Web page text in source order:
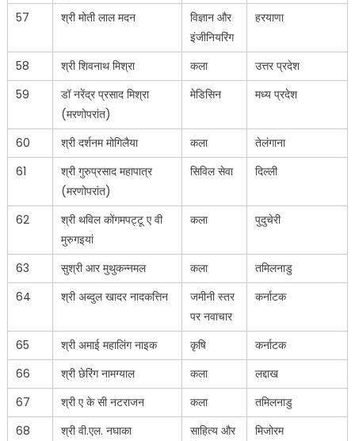
57
श्री मोती लाल मदन
विज्ञान और
इंजीनियरिंग
हरयाणा
58 श्री शिवनाथ मिश्रा कला
उत्तर प्रदेश
59
डॉ नरेंद्र प्रसाद मिश्रा
(मरणोपरांत)
मेडिसिन मध्य प्रदेश
60 श्री दर्शनम मोगिलैया कला
तेलंगाना
61
श्री गुरुप्रसाद महापात्र
(मरणोपरांत)
सिविल सेवा दिल्ली
62
श्री थविल कोंगमपट्टू ए वी
मुरुगइयां
कला पुदुचेरी
63 सुश्री आर मुथुकन्नमल कला
तमिलनाडु
64
श्री अब्दुल खादर नादकत्तिन
जमीनी स्तर
पर नवाचार
कर्नाटक
65 श्री अमाई महालिंग नाइक कृषि
कर्नाटक
66
श्री छेरिंग नामग्याल कला
लद्दाख
67
श्री ए के सी नटराजन कला
तमिलनाडु
68
श्री वी.एल. नघाका
साहित्य और
मिजोरम